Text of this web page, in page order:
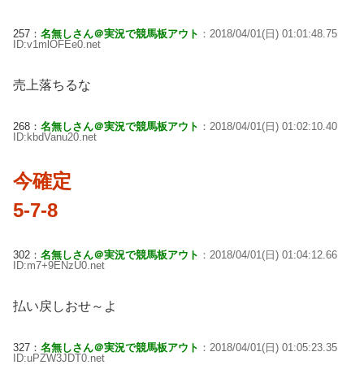
257： 名無しさん＠実況で競馬板アウト ：2018/04/01(日) 01:01:48.75
ID:v1mlOFEe0.net
売上落ちるな
268： 名無しさん＠実況で競馬板アウト ：2018/04/01(日) 01:02:10.40
ID:kbdVanu20.net
今確定
5-7-8
302： 名無しさん＠実況で競馬板アウト ：2018/04/01(日) 01:04:12.66
ID:m7+9ENzU0.net
払い戻しおせ～よ
327： 名無しさん＠実況で競馬板アウト ：2018/04/01(日) 01:05:23.35
ID:uPZW3JDT0.net